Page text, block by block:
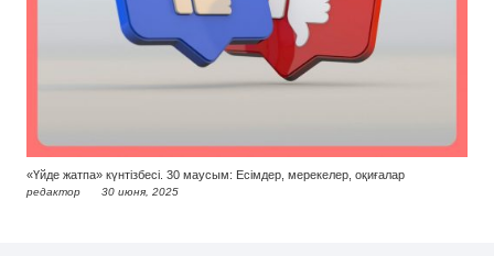
«Үйде жатпа» күнтізбесі. 30 маусым: Есімдер, мерекелер, оқиғалар
редактор 30 июня, 2025